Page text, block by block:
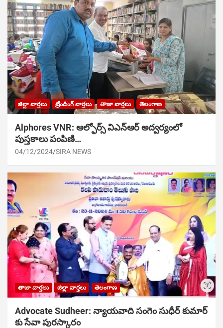
జిల్లా వార్తలు ట్రేండింగ్ వార్తలు తాజా వార్తలు తెలంగాణ
Alphores VNR: ఆల్ఫోర్స్ విఎన్ఆర్ అద్వర్యంలో
పుస్తకాలు పంపిణి…
04/12/2024 SIRA NEWS
తాజా వార్తలు జిల్లా వార్తలు తెలంగాణ
Advocate Sudheer: న్యాయవాది సంగెం సుధీర్ కుమార్
కు సేవా పురస్కారం